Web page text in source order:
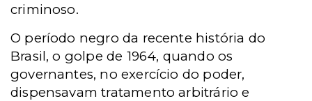
criminoso.
O período negro da recente história do
Brasil, o golpe de 1964, quando os
governantes, no exercício do poder,
dispensavam tratamento arbitrário e